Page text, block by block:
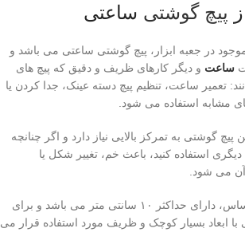
پیچ گوشتی ساعتی
در جعبه ابزار، پیچ گوشتی ساعتی می باشد و
ساعت و دیگر کارهای ظریف و دقیق که پیچ های
تعمیر ساعت، تنظیم پیچ دسته عینک، جدا کردن یا
مشابه استفاده می شود.
پیچ گوشتی به تمرکز بالایی نیاز دارد و اگر چنانچه
دیگری استفاده کنید، باعث خم، تغییر شکل یا
می شود.
این محصول ظریف و حساس، دارای حداکثر ۱۰ سانتی متر می باشد و برای
با ابعاد بسیار کوچک و ظریف مورد استفاده قرار می